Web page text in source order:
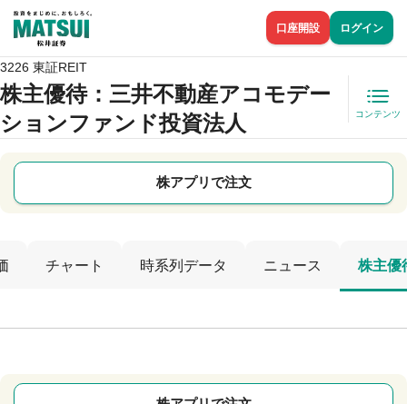
口座開設 ログイン
3226 東証REIT
株主優待：三井不動産アコモデー
ションファンド投資法人
コンテンツ
株アプリで注文
チャート 時系列データ ニュース 株主優